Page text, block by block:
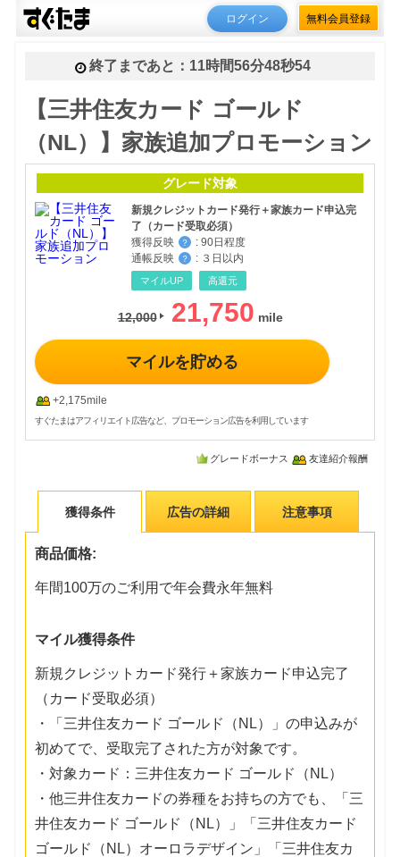
ログイン 無料会員登録
終了まであと： 11時間56分48秒27
【三井住友カード ゴールド
（NL）】家族追加プロモーション
グレード対象
新規クレジットカード発行＋家族カード申込完
了（カード受取必須）
獲得反映
？ : 90日程度
通帳反映
？ : ３日以内
マイルUP 高還元
12,000 21,750
マイルを貯める
+2,175mile
すぐたまはアフィリエイト広告など、プロモーション広告を利用しています
グレードボーナス 友達紹介報酬
獲得条件 広告の詳細 注意事項
商品価格:
年間100万のご利用で年会費永年無料
マイル獲得条件
新規クレジットカード発行＋家族カード申込完了
（カード受取必須）
・「三井住友カード ゴールド（NL）」の申込みが
初めてで、受取完了された方が対象です。
・対象カード：三井住友カード ゴールド（NL）
・他三井住友カードの券種をお持ちの方でも、「三
井住友カード ゴールド（NL）」「三井住友カード
ゴールド（NL）オーロラデザイン」「三井住友カ